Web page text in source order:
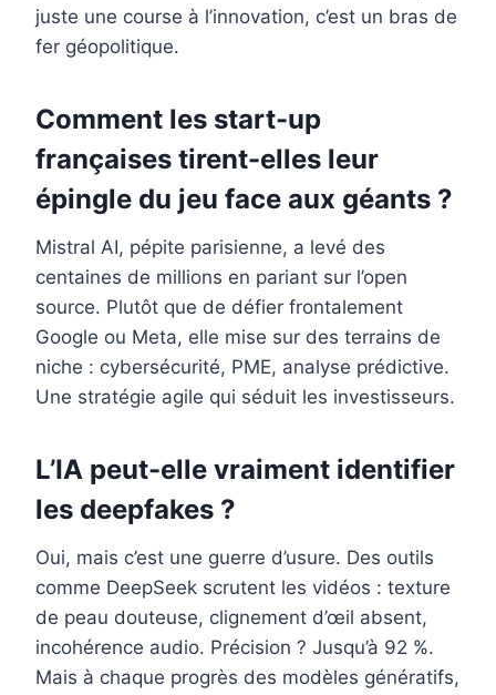
juste une course à l’innovation, c’est un bras de
fer géopolitique.
Comment les start-up
françaises tirent-elles leur
épingle du jeu face aux géants ?
Mistral AI, pépite parisienne, a levé des
centaines de millions en pariant sur l’open
source. Plutôt que de défier frontalement
Google ou Meta, elle mise sur des terrains de
niche : cybersécurité, PME, analyse prédictive.
Une stratégie agile qui séduit les investisseurs.
L’IA peut-elle vraiment identifier
les deepfakes ?
Oui, mais c’est une guerre d’usure. Des outils
comme DeepSeek scrutent les vidéos : texture
de peau douteuse, clignement d’œil absent,
incohérence audio. Précision ? Jusqu’à 92 %.
Mais à chaque progrès des modèles génératifs,